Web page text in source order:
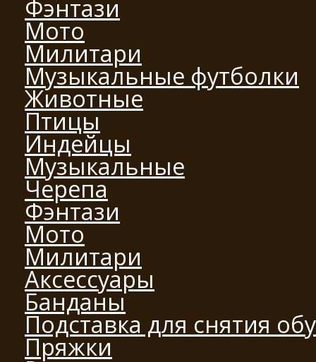
Фэнтази
Мото
Милитари
Музыкальные футболки
Животные
Птицы
Индейцы
Музыкальные
Черепа
Фэнтази
Мото
Милитари
Аксессуары
Банданы
Подставка для снятия
Пряжки